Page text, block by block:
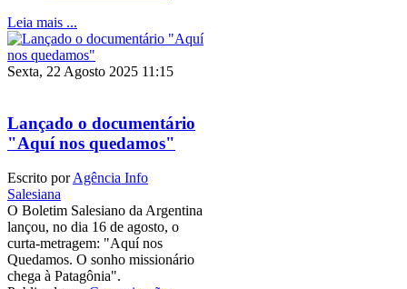
Leia mais ...
Sexta, 22 Agosto 2025 11:15
Lançado o documentário
"Aquí nos quedamos"
Escrito porAgência Info
Salesiana
O Boletim Salesiano da Argentina
lançou, no dia 16 de agosto, o
curta-metragem: "Aquí nos
Quedamos. O sonho missionário
chega à Patagônia".